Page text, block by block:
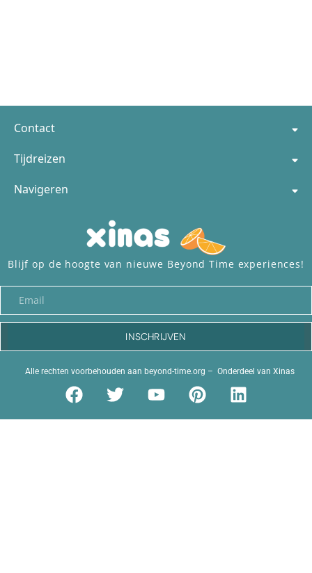
Contact
Tijdreizen
Navigeren
Blijf op de hoogte van nieuwe Beyond Time experiences!
INSCHRIJVEN
Alle rechten voorbehouden aan beyond-time.org – Onderdeel van Xinas